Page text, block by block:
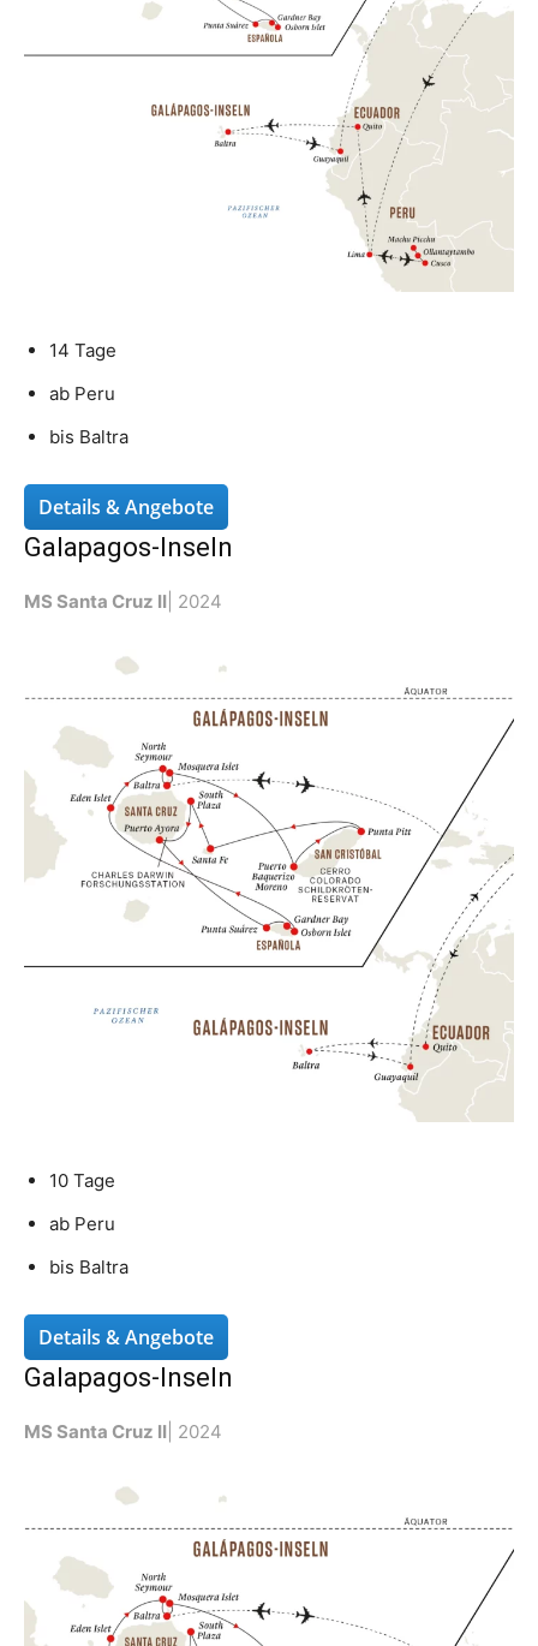
14 Tage
ab Peru
bis Baltra
Details & Angebote
Galapagos-Inseln
MS Santa Cruz II | 2024
10 Tage
ab Peru
bis Baltra
Details & Angebote
Galapagos-Inseln
MS Santa Cruz II | 2024